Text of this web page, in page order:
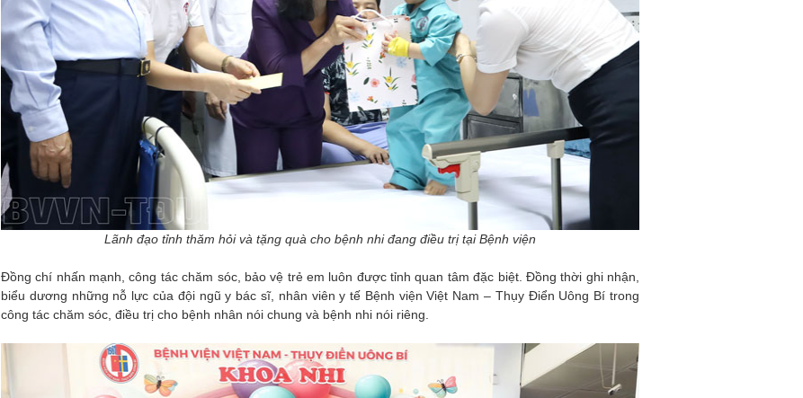
Lãnh đạo tỉnh thăm hỏi và tặng quà cho bệnh nhi đang điều trị tại Bệnh viện
Đồng chí nhấn mạnh, công tác chăm sóc, bảo vệ trẻ em luôn được tỉnh quan tâm đặc biệt. Đồng thời ghi nhận,
biểu dương những nỗ lực của đội ngũ y bác sĩ, nhân viên y tế Bệnh viện Việt Nam – Thụy Điển Uông Bí trong
công tác chăm sóc, điều trị cho bệnh nhân nói chung và bệnh nhi nói riêng.